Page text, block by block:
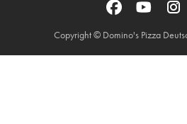
Copyright © Domino's Pizza